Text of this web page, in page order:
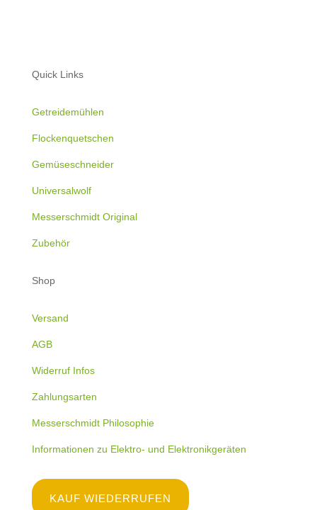
Quick Links
Getreidemühlen
Flockenquetschen
Gemüseschneider
Universalwolf
Messerschmidt Original
Zubehör
Shop
Versand
AGB
Widerruf Infos
Zahlungsarten
Messerschmidt Philosophie
Informationen zu Elektro- und Elektronikgeräten
KAUF WIEDERRUFEN